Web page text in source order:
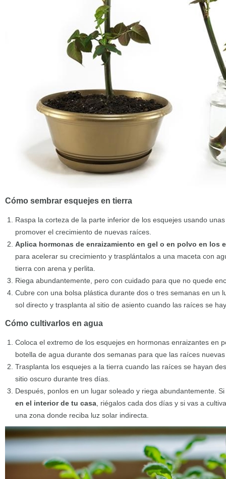
Cómo sembrar esquejes en tierra
Raspa la corteza de la parte inferior de los esquejes usando
promover el crecimiento de nuevas raíces.
Aplica hormonas de enraizamiento en gel o en polvo en los
para acelerar su crecimiento y trasplántalos a una maceta con
tierra con arena y perlita.
Riega abundantemente, pero con cuidado para que no quede
Cubre con una bolsa plástica durante dos o tres semanas en un
sol directo y trasplanta al sitio de asiento cuando las raíces se
Cómo cultivarlos en agua
Coloca el extremo de los esquejes en hormonas enraizantes en
botella de agua durante dos semanas para que las raíces
Trasplanta los esquejes a la tierra cuando las raíces se hayan
sitio oscuro durante tres días.
Después, ponlos en un lugar soleado y riega abundantemente.
en el interior de tu casa , riégalos cada dos días y si vas a
una zona donde reciba luz solar indirecta.